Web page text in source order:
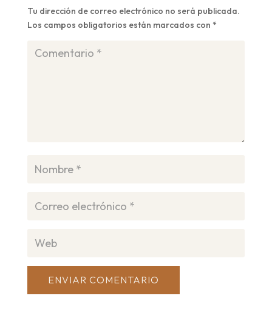
Tu dirección de correo electrónico no será publicada.
Los campos obligatorios están marcados con *
ENVIAR COMENTARIO